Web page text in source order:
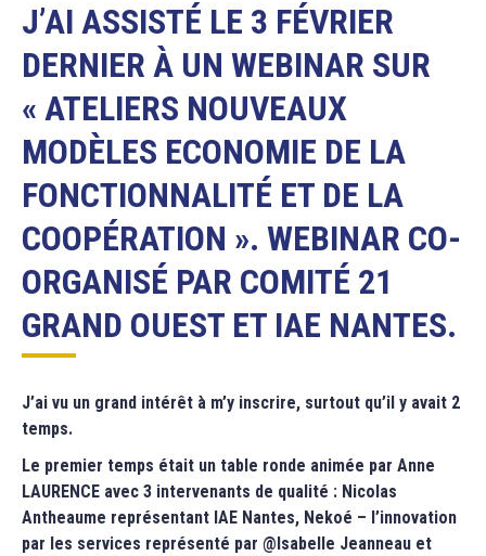
J’AI ASSISTÉ LE 3 FÉVRIER
DERNIER À UN WEBINAR SUR
« ATELIERS NOUVEAUX
MODÈLES ECONOMIE DE LA
FONCTIONNALITÉ ET DE LA
COOPÉRATION ». WEBINAR CO-
ORGANISÉ PAR COMITÉ 21
GRAND OUEST ET IAE NANTES.
J’ai vu un grand intérêt à m’y inscrire, surtout qu’il y avait 2
temps.
Le premier temps était un table ronde animée par Anne
LAURENCE avec 3 intervenants de qualité : Nicolas
Antheaume représentant IAE Nantes, Nekoé – l’innovation
par les services représenté par @Isabelle Jeanneau et